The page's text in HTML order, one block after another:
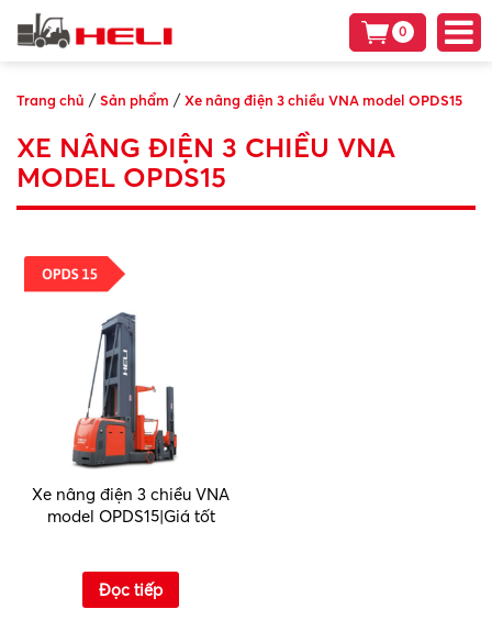
0
Trang chủ /Sản phẩm /Xe nâng điện 3 chiều VNA model OPDS15
XE NÂNG ĐIỆN 3 CHIỀU VNA
MODEL OPDS15
Xe nâng điện 3 chiều VNA
model OPDS15|Giá tốt
Đọc tiếp